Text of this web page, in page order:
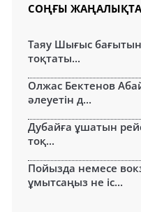
СОҢҒЫ
Таяу Шығыс
тоқтаты...
Олжас Бектенов
әлеуетін д...
Дубайға ұшатын
тоқ...
Пойызда немесе
ұмытсаңыз не іс...